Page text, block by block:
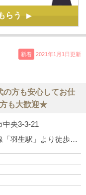
らう ▶
新着 2021年1月1日更新
の方も安心してお仕
も大歓迎★
中央3-3-21
東武伊勢崎線「羽生駅」より徒歩8分